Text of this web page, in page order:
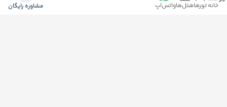
خانهتورهاهتل‌هاواتس‌اپ مشاوره رایگان